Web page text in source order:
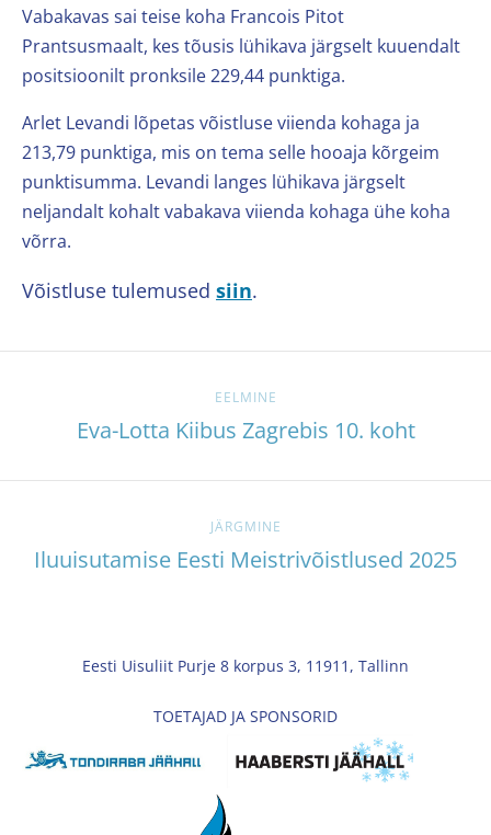
Vabakavas sai teise koha Francois Pitot
Prantsusmaalt, kes tõusis lühikava järgselt kuuendalt
positsioonilt pronksile 229,44 punktiga.
Arlet Levandi lõpetas võistluse viienda kohaga ja
213,79 punktiga, mis on tema selle hooaja kõrgeim
punktisumma. Levandi langes lühikava järgselt
neljandalt kohalt vabakava viienda kohaga ühe koha
võrra.
Võistluse tulemused siin.
EELMINE
Eva-Lotta Kiibus Zagrebis 10. koht
JÄRGMINE
Iluuisutamise Eesti Meistrivõistlused 2025
Eesti Uisuliit Purje 8 korpus 3, 11911, Tallinn
TOETAJAD JA SPONSORID